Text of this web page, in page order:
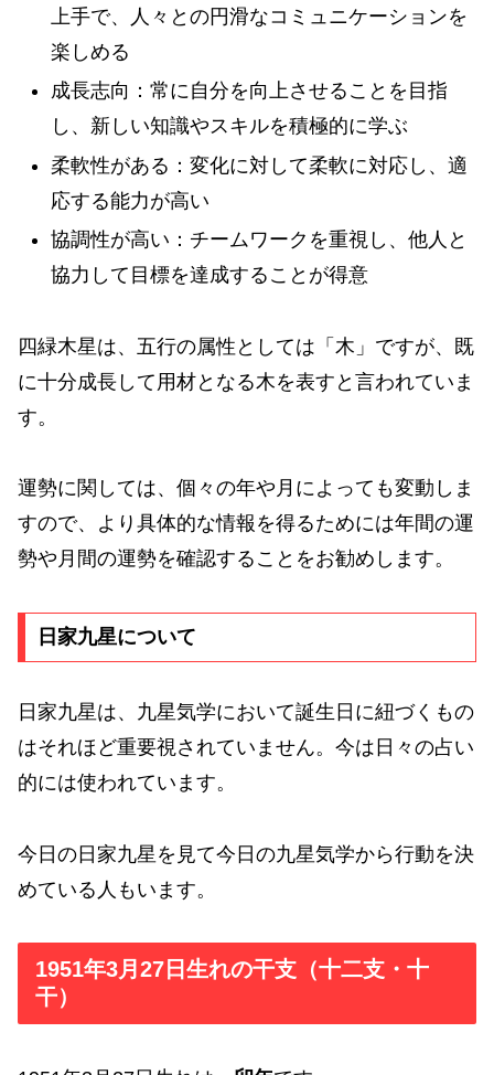
上手で、人々との円滑なコミュニケーションを
楽しめる
成長志向：常に自分を向上させることを目指
し、新しい知識やスキルを積極的に学ぶ
柔軟性がある：変化に対して柔軟に対応し、適
応する能力が高い
協調性が高い：チームワークを重視し、他人と
協力して目標を達成することが得意
四緑木星は、五行の属性としては「木」ですが、既
に十分成長して用材となる木を表すと言われていま
す。
運勢に関しては、個々の年や月によっても変動しま
すので、より具体的な情報を得るためには年間の運
勢や月間の運勢を確認することをお勧めします。
日家九星について
日家九星は、九星気学において誕生日に紐づくもの
はそれほど重要視されていません。今は日々の占い
的には使われています。
今日の日家九星を見て今日の九星気学から行動を決
めている人もいます。
1951年3月27日生れの干支（十二支・十
干）